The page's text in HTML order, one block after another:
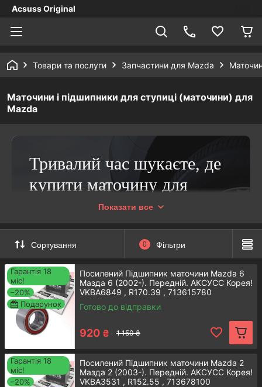
Acsuss Original
Товари та послуги Запчастини для Mazda
Маточини і підшипники для ступиці (маточини) для
Mazda
Тривалий час шукаєте, де
купити маточину для
Мазда або інші
запчастини?
Раді вітати вас в інтернет-магазині
Acsuss Original! Наша компанія -
офіційний представник легендарного
виробника з Південної Кореї Аксус. У
нашому асортименті ви можете
знайти амортизаторні стійки, пружини
яких автомобілів!
Показати все
Сортування 0 Фільтри
Гарантія 18
міс!
–20%
Подарунок
Посилений Підшипник маточини Mazda 6
Мазда 6 (2002-). Передній. АКСУСС Корея!
VKBA6849 , R170.39 , 713615780
Готово до відправки
920 ₴ 1 150 ₴
Гарантія 18
міс!
–20%
Посилений Підшипник маточини Mazda 2
Мазда 2 (2003-). Передній. АКСУСС Корея!
VKBA3531 , R152.55 , 713678100